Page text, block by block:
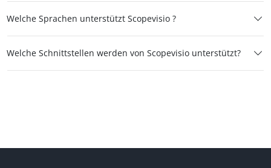
Welche Sprachen unterstützt Scopevisio ?
Welche Schnittstellen werden von Scopevisio unterstützt?